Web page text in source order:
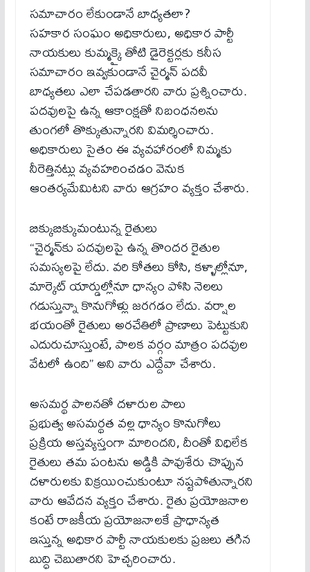
సమాచారం లేకుండానే బాధ్యతలా?
సహకార సంఘం అధికారులు, అధికార పార్టీ
నాయకులు కుమ్మక్కై తోటి డైరెక్టర్లకు కనీస
సమాచారం ఇవ్వకుండానే చైర్మన్ పదవీ
బాధ్యతలు ఎలా చేపడతారని వారు ప్రశ్నించారు.
పదవులపై ఉన్న ఆకాంక్షతో నిబంధనలను
తుంగలో తొక్కుతున్నారని విమర్శించారు.
అధికారులు సైతం ఈ వ్యవహారంలో నిమ్మకు
నీరెత్తినట్లు వ్యవహరించడం వెనుక
ఆంతర్యమేమిటని వారు ఆగ్రహం వ్యక్తం చేశారు.
బిక్కుబిక్కుమంటున్న రైతులు
“చైర్మన్‌కు పదవులపై ఉన్న తొందర రైతుల
సమస్యలపై లేదు. వరి కోతలు కోసి, కళ్ళాల్లోనూ,
మార్కెట్ యార్డుల్లోనూ ధాన్యం పోసి నెలలు
గడుస్తున్నా కొనుగోళ్లు జరగడం లేదు. వర్షాల
భయంతో రైతులు అరచేతిలో ప్రాణాలు పెట్టుకుని
ఎదురుచూస్తుంటే, పాలక వర్గం మాత్రం పదవుల
వేటలో ఉంది” అని వారు ఎద్దేవా చేశారు.
అసమర్థ పాలనతో దళారుల పాలు
ప్రభుత్వ అసమర్థత వల్ల ధాన్యం కొనుగోలు
ప్రక్రియ అస్తవ్యస్తంగా మారిందని, దీంతో విధిలేక
రైతులు తమ పంటను అడ్డికి పావుశేరు చొప్పున
దళారులకు విక్రయించుకుంటూ నష్టపోతున్నారని
వారు ఆవేదన వ్యక్తం చేశారు. రైతు ప్రయోజనాల
కంటే రాజకీయ ప్రయోజనాలకే ప్రాధాన్యత
ఇస్తున్న అధికార పార్టీ నాయకులకు ప్రజలు తగిన
బుద్ధి చెబుతారని హెచ్చరించారు.